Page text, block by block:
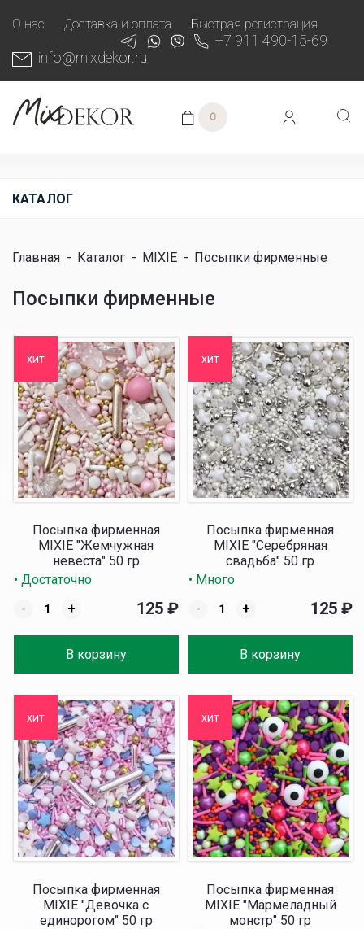
О нас Доставка и оплата Быстрая регистрация
+7 911 490-15-69
info@mixdekor.ru
0
КАТАЛОГ
Главная - Каталог - MIXIE - Посыпки фирменные
Посыпки фирменные
хит
Посыпка фирменная
MIXIE "Жемчужная
невеста" 50 гр
• Достаточно
-
+
В корзину
125 ₽
хит
Посыпка фирменная
MIXIE "Серебряная
свадьба" 50 гр
• Много
-
+
В корзину
125 ₽
хит
Посыпка фирменная
MIXIE "Девочка с
единорогом" 50 гр
хит
Посыпка фирменная
MIXIE "Мармеладный
монстр" 50 гр